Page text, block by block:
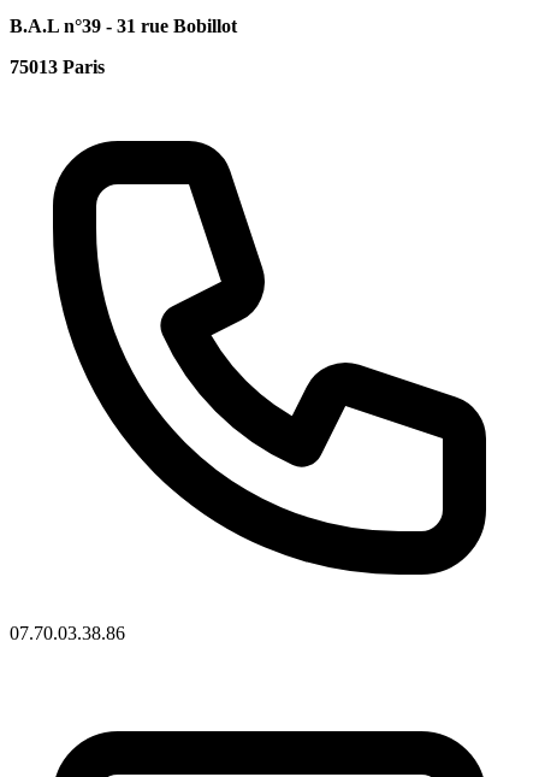
B.A.L n°39 - 31 rue Bobillot
75013 Paris
07.70.03.38.86